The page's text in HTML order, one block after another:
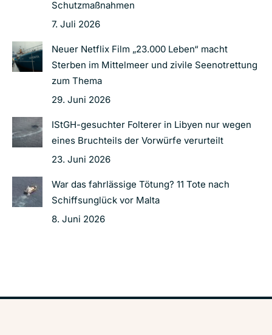
Schutzmaßnahmen
7. Juli 2026
Neuer Netflix Film „23.000 Leben“ macht
Sterben im Mittelmeer und zivile Seenotrettung
zum Thema
29. Juni 2026
IStGH-gesuchter Folterer in Libyen nur wegen
eines Bruchteils der Vorwürfe verurteilt
23. Juni 2026
War das fahrlässige Tötung? 11 Tote nach
Schiffsunglück vor Malta
8. Juni 2026